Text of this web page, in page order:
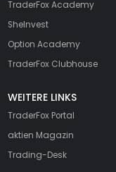
TraderFox Academy
SheInvest
Option Academy
TraderFox Clubhouse
WEITERE LINKS
TraderFox Portal
aktien Magazin
Trading-Desk